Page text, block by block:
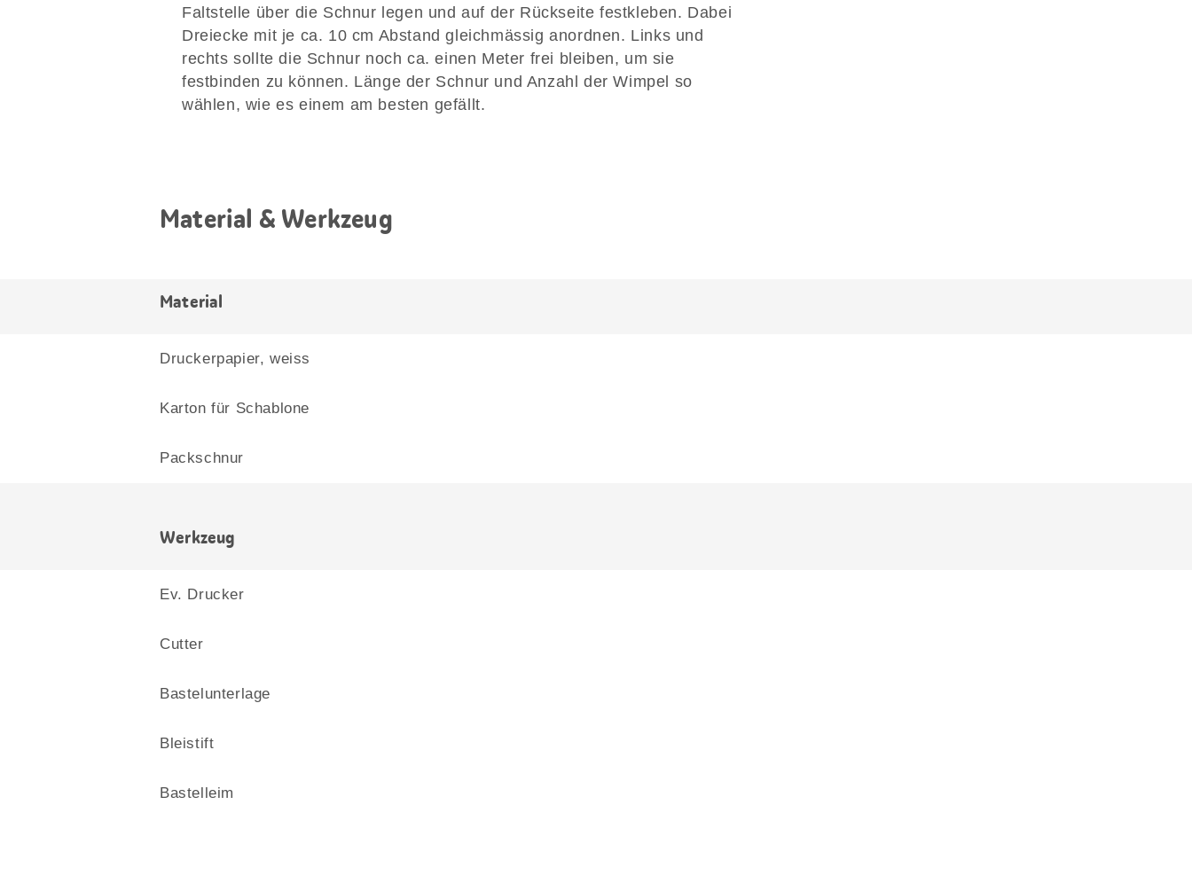
Faltstelle über die Schnur legen und auf der Rückseite festkleben. Dabei
Dreiecke mit je ca. 10 cm Abstand gleichmässig anordnen. Links und
rechts sollte die Schnur noch ca. einen Meter frei bleiben, um sie
festbinden zu können. Länge der Schnur und Anzahl der Wimpel so
wählen, wie es einem am besten gefällt.
Material & Werkzeug
Material
Druckerpapier, weiss
Karton für Schablone
Packschnur
Werkzeug
Ev. Drucker
Cutter
Bastelunterlage
Bleistift
Bastelleim